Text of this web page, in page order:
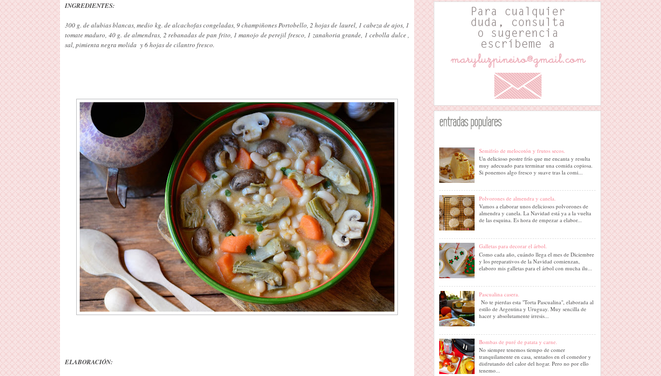
INGREDIENTES:
300 g. de alubias blancas, medio kg. de alcachofas congeladas, 9 champiñones Portobello, 2 hojas de laurel, 1 cabeza de ajos, 1
tomate maduro, 40 g. de almendras, 2 rebanadas de pan frito, 1 manojo de perejil fresco, 1 zanahoria grande, 1 cebolla dulce ,
sal, pimienta negra molida y 6 hojas de cilantro fresco.
ELABORACIÓN:
entradas populares
Semifrío de melocotón y frutos secos.
Un delicioso postre frío que me encanta y resulta
muy adecuado para terminar una comida copiosa.
Si ponemos algo fresco y suave tras la comi...
Polvorones de almendra y canela.
Vamos a elaborar unos deliciosos polvorones de
almendra y canela. La Navidad está ya a la vuelta
de las esquina. Es hora de empezar a elabor...
Galletas para decorar el árbol.
Como cada año, cuándo llega el mes de Diciembre
y los preparativos de la Navidad comienzan,
elaboro mis galletas para el árbol con mucha ilu...
Pascualina casera.
No te pierdas esta "Torta Pascualina", elaborada al
estilo de Argentina y Uruguay. Muy sencilla de
hacer y absolutamente irresis...
Bombas de puré de patata y carne.
No siempre tenemos tiempo de comer
tranquilamente en casa, sentados en el comedor y
disfrutando del calor del hogar. Pero no por ello
tenemo...